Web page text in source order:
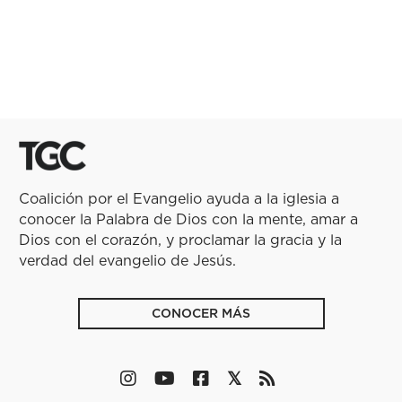
Coalición por el Evangelio ayuda a la iglesia a
conocer la Palabra de Dios con la mente, amar a
Dios con el corazón, y proclamar la gracia y la
verdad del evangelio de Jesús.
CONOCER MÁS